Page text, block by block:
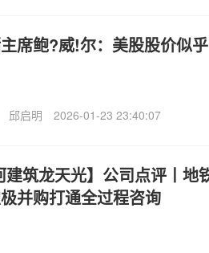
席鲍?威!尔：美股股价似
邱启明 2026-01-23 23:40:07
建筑龙天光】公司点评丨
并购打通全过程咨询